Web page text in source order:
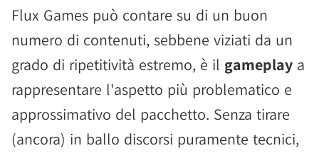
Flux Games può contare su di un buon
numero di contenuti, sebbene viziati da un
grado di ripetitività estremo, è il gameplay a
rappresentare l'aspetto più problematico e
approssimativo del pacchetto. Senza tirare
(ancora) in ballo discorsi puramente tecnici,